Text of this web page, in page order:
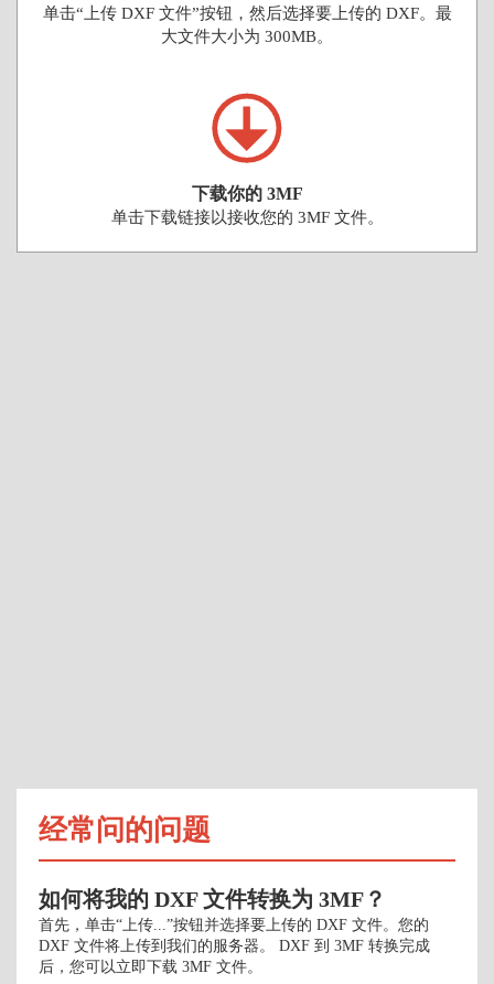
单击“上传 DXF 文件”按钮，然后选择要上传的 DXF。最
大文件大小为 300MB。
下载你的 3MF
单击下载链接以接收您的 3MF 文件。
经常问的问题
如何将我的 DXF 文件转换为 3MF？
首先，单击“上传...”按钮并选择要上传的 DXF 文件。您的
DXF 文件将上传到我们的服务器。 DXF 到 3MF 转换完成
后，您可以立即下载 3MF 文件。